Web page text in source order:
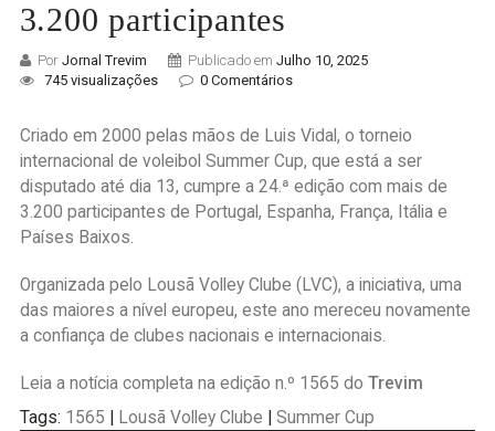
3.200 participantes
Por Jornal Trevim Publicado em Julho 10, 2025
745 visualizações
0 Comentários
Criado em 2000 pelas mãos de Luis Vidal, o torneio
internacional de voleibol Summer Cup, que está a ser
disputado até dia 13, cumpre a 24.ª edição com mais de
3.200 participantes de Portugal, Espanha, França, Itália e
Países Baixos.
Organizada pelo Lousã Volley Clube (LVC), a iniciativa, uma
das maiores a nível europeu, este ano mereceu novamente
a confiança de clubes nacionais e internacionais.
Leia a notícia completa na edição n.º 1565 do Trevim
Tags: 1565 Lousã Volley Clube Summer Cup